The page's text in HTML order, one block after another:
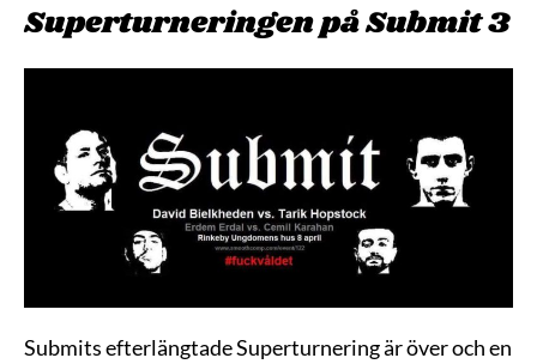
Superturneringen på Submit 3
Submits efterlängtade Superturnering är över och en